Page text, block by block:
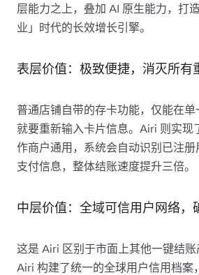
层能力之上，叠加 AI 原生能力，打
业」时代的长效增长引擎。
表层价值：极致便捷，消灭所有
普通店铺自带的存卡功能，仅能在
就要重新输入卡片信息。Airi 则实现
作商户通用，系统会自动识别已注
支付信息，整体结账速度提升三倍。
中层价值：全域可信用户网络，
这是 Airi 区别于市面上其他一键结账
Airi 构建了统一的全球用户信用档案